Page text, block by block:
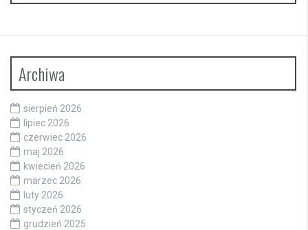
Archiwa
sierpień 2026
lipiec 2026
czerwiec 2026
maj 2026
kwiecień 2026
marzec 2026
luty 2026
styczeń 2026
grudzień 2025